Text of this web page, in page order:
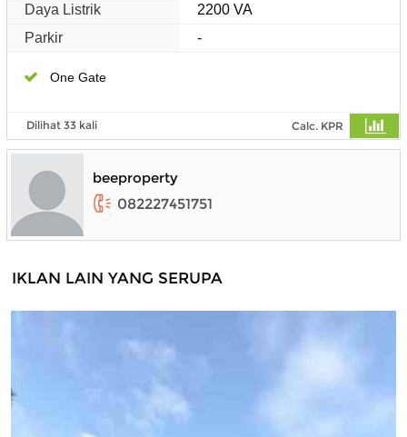
Daya Listrik
2200 VA
Parkir
-
One Gate
Dilihat 33 kali Calc. KPR
beeproperty
082227451751
IKLAN LAIN YANG SERUPA